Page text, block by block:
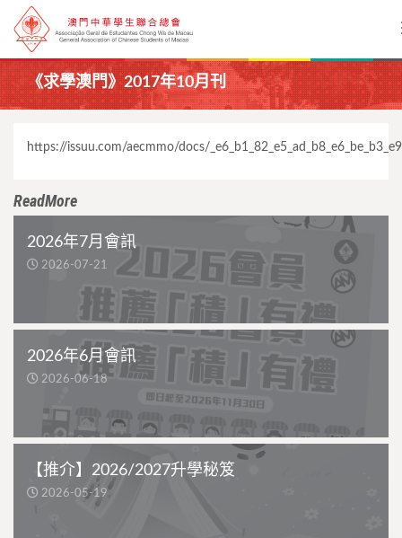
《求學澳門》2017年10月刊
https://issuu.com/aecmmo/docs/
ReadMore
2026年7月會訊
2026-07-21
2026年6月會訊
2026-06-18
【推介】2026/2027升學秘笈
2026-05-19